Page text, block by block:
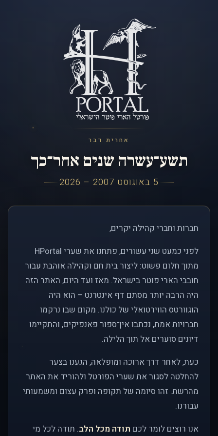
אחרית דבר
תשע־עשרה שנים אחר־כך
5 באוגוסט 2007 – 2026
חברות וחברי קהילה יקרים,
לפני כמעט שני עשורים, פתחנו את שערי HPortal
מתוך חלום פשוט: ליצור בית חם וקהילה אוהבת עבור
חובבי הארי פוטר בישראל. מאז ועד היום, האתר הזה
היה הרבה יותר מסתם דף אינטרנט – הוא היה
הוגוורטס הווירטואלי של כולנו. מקום שבו נרקמו
חברויות אמת, נכתבו אין־ספור פאנפיקים, והתקיימו
דיונים סוערים אל תוך הלילה.
כעת, לאחר דרך ארוכה ומופלאה, הגענו בצער
להחלטה לסגור את שערי הפורטל ולהוריד את האתר
מהרשת. זהו סיומה של תקופה ופרק עצום ומשמעותי
עבורנו.
אנו רוצים לומר לכם תודה מכל הלב. תודה לכל מי